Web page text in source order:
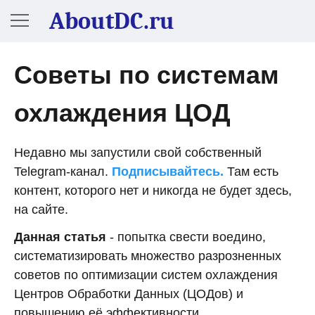
AboutDC.ru
Советы по системам
охлаждения ЦОД
Недавно мы запустили свой собственный
Telegram-канал. Подписывайтесь. Там есть
контент, которого нет и никогда не будет здесь,
на сайте.
Данная статья - попытка свести воедино,
систематизировать множество разрозненных
советов по оптимизации систем охлаждения
Центров Обработки Данных (ЦОДов) и